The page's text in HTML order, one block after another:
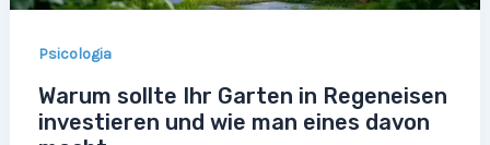
Psicologia
Warum sollte Ihr Garten in Regeneisen
investieren und wie man eines davon